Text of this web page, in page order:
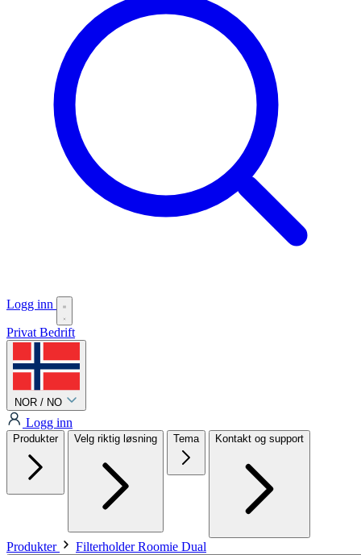
Logg inn
Privat Bedrift
NOR / NO
Logg inn
Produkter Velg riktig løsning Tema Kontakt og support
Produkter Filterholder Roomie Dual